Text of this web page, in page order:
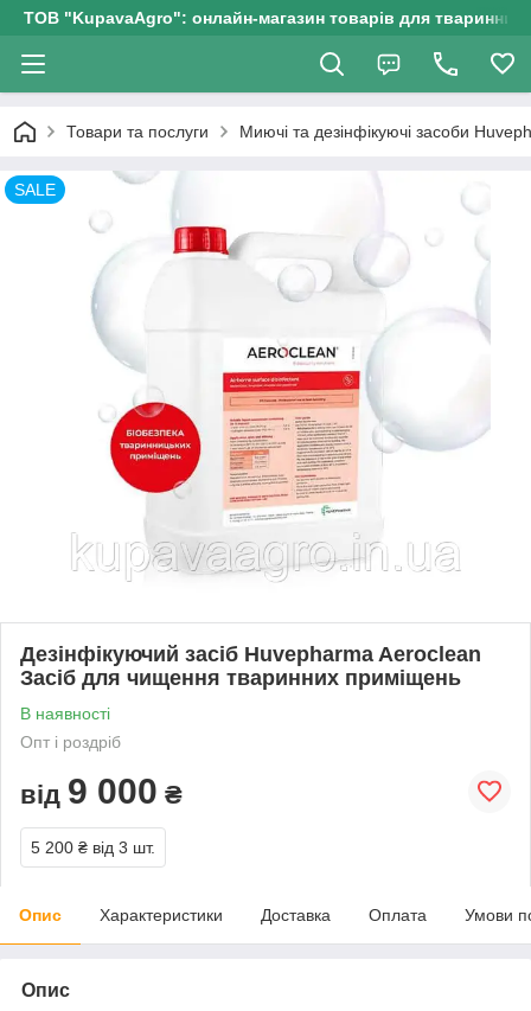
ТОВ "KupavaAgro": онлайн-магазин товарів для
Товари та послуги Миючі та дезінфікуючі засоби
SALE
Дезінфікуючий засіб Huvepharma Aeroclean
Засіб для чищення тваринних приміщень
В наявності
Опт і роздріб
від 9 000 ₴
5 200 ₴ від 3 шт.
Опис Характеристики Доставка Оплата Умови
Опис